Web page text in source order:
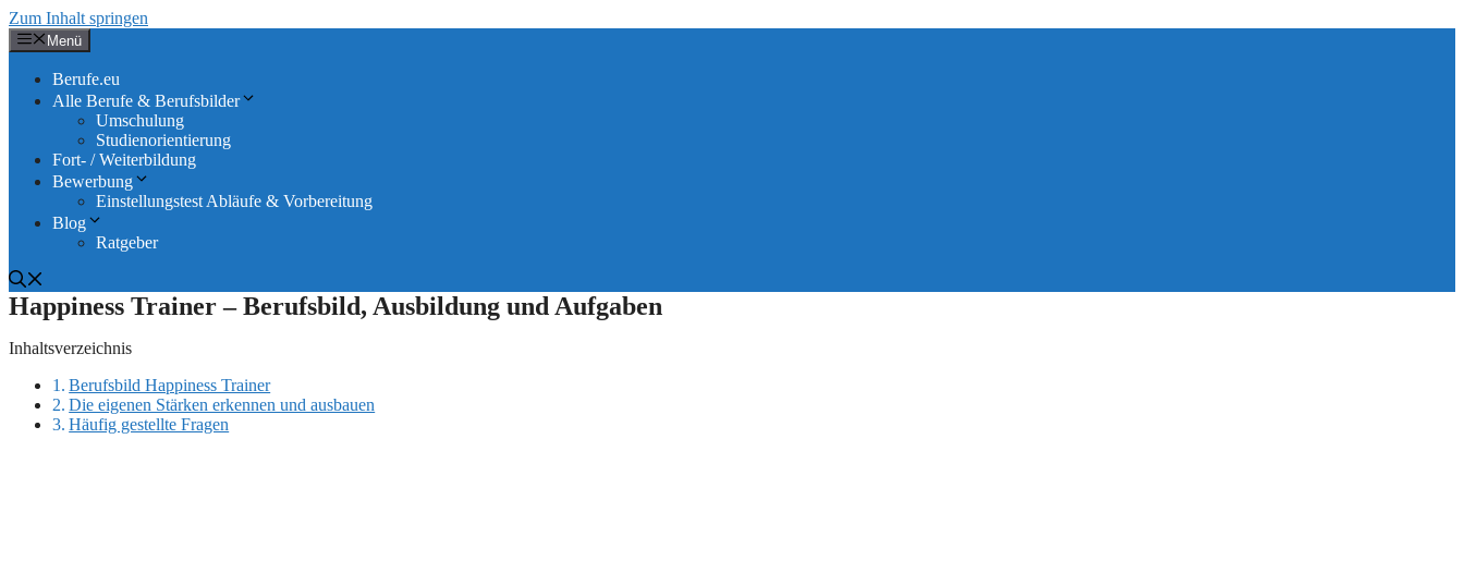
Zum Inhalt springen
Menü
Berufe.eu
Alle Berufe & Berufsbilder
Umschulung
Studienorientierung
Fort- / Weiterbildung
Bewerbung
Einstellungstest Abläufe & Vorbereitung
Blog
Ratgeber
Happiness Trainer – Berufsbild, Ausbildung und Aufgaben
Inhaltsverzeichnis
Berufsbild Happiness Trainer
Die eigenen Stärken erkennen und ausbauen
Häufig gestellte Fragen